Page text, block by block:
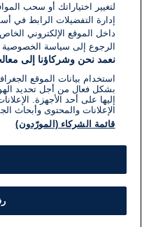
لتغيير اختياراتك أو سحب
إدارة التفضيلات الرابط في
داخل الموقع الإلكتروني
الرجوع إلى سياسة الخصوصية
نعمد نحن وشركاؤنا إلى
استخدام بيانات الموقع
بشكل فعال من أجل تحديد
إليها على أحد الأجهزة.
الإعلانات والمحتوى وأبحاث
قائمة الشركاء (المورّدون)